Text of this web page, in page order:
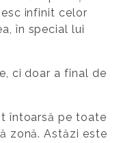
infinit celor
în special lui
ci doar a final de
întoarsă pe toate
zonă. Astăzi este